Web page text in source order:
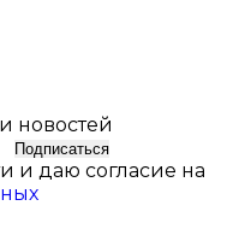
новостей
Подписаться
и даю согласие на